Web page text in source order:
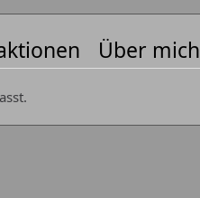
Über mich